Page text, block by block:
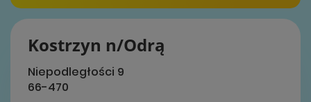
Kostrzyn n/Odrą
Niepodległości 9
66-470